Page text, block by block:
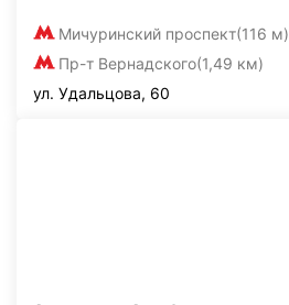
Мичуринский проспект(116 м)
Пр-т Вернадского(1,49 км)
ул. Удальцова, 60